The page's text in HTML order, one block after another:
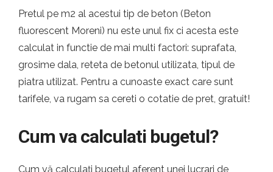
Pretul pe m2 al acestui tip de beton (Beton
fluorescent Moreni) nu este unul fix ci acesta este
calculat in functie de mai multi factori: suprafata,
grosime dala, reteta de betonul utilizata, tipul de
piatra utilizat. Pentru a cunoaste exact care sunt
tarifele, va rugam sa cereti o cotatie de pret, gratuit!
Cum va calculati bugetul?
Cum vă calculați bugetul aferent unei lucrari de